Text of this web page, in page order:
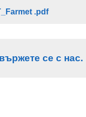
.pdf
се с нас.